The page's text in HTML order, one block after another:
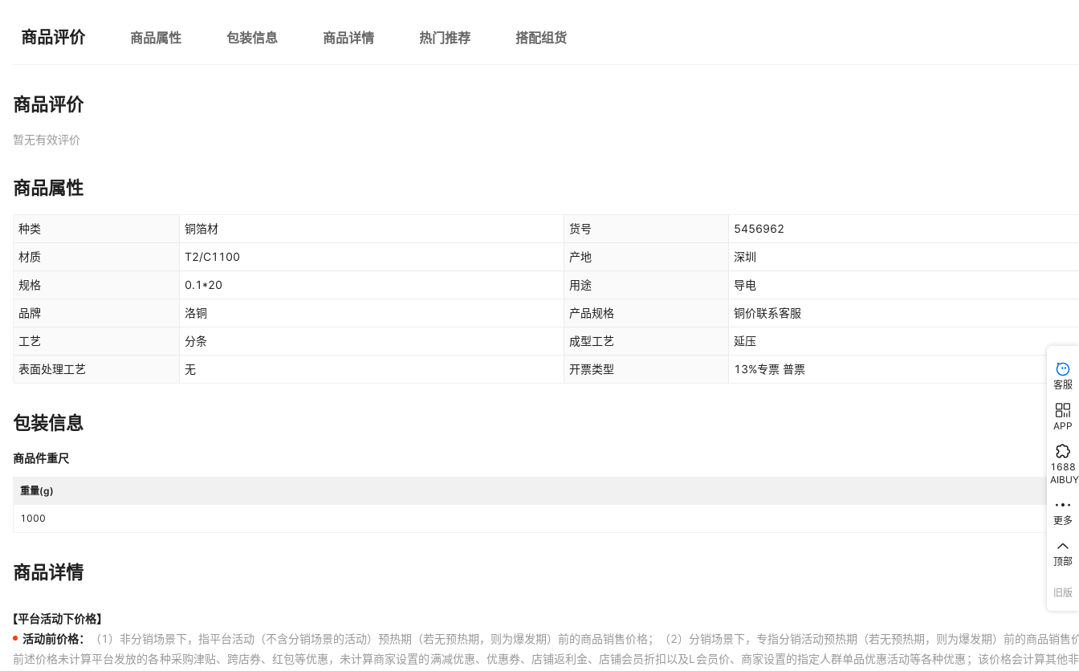
商品评价 商品属性 包装信息 商品详情 热门推荐 搭配组货
商品评价
暂无有效评价
商品属性
种类 铜箔材 货号 5456962
材质 T2/C1100 产地 深圳
规格 0.1*20 用途 导电
品牌 洛铜 产品规格 铜价联系客服
工艺 分条 成型工艺 延压
表面处理工艺 无 开票类型 13%专票 普票
包装信息
商品件重尺
重量(g)
1000
商品详情
【平台活动下价格】
活动前价格：
（1）非分销场景下，指平台活动（不含分销场景的活动）预热期（若无预热期，则为爆发期）前的商品销售价格；（2）分销场景下，专指分销活动预热期（若无预热期，则为爆发期）前的商品销售
前述价格未计算平台发放的各种采购津贴、跨店券、红包等优惠，未计算商家设置的满减优惠、优惠券、店铺返利金、店铺会员折扣以及L会员价、商家设置的指定人群单品优惠活动等各种优惠；该价格会计算其他
客服
APP
1688
AIBUY
更多
顶部
旧版